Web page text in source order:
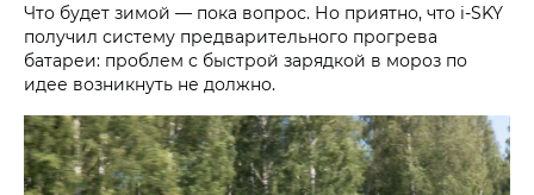
Что будет зимой — пока вопрос. Но приятно, что i‑SKY
получил систему предварительного прогрева
батареи: проблем с быстрой зарядкой в мороз по
идее возникнуть не должно.